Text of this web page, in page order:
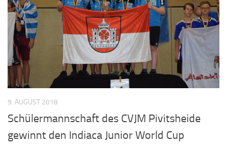
9. AUGUST 2018
Schülermannschaft des CVJM Pivitsheide
gewinnt den Indiaca Junior World Cup